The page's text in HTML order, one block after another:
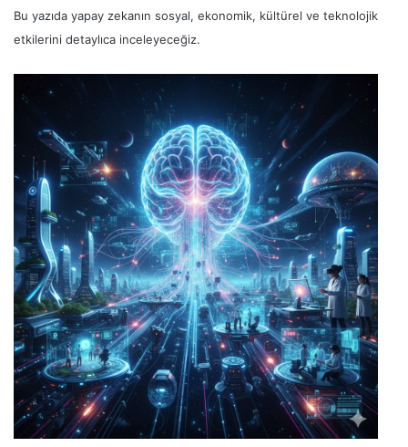
Bu yazıda yapay zekanın sosyal, ekonomik, kültürel ve teknolojik
etkilerini detaylıca inceleyeceğiz.